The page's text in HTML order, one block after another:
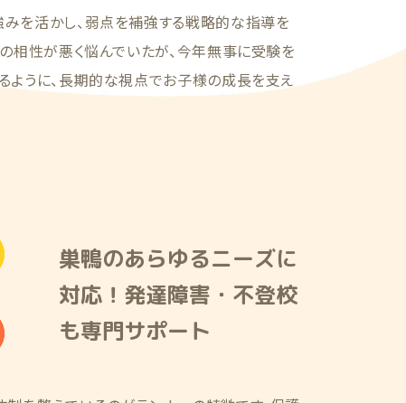
を活かし、弱点を補強する戦略的な指導を
相性が悪く悩んでいたが、今年無事に受験を
ように、長期的な視点でお子様の成長を支え
巣鴨のあらゆるニーズに
対応！発達障害・不登校
も専門サポート